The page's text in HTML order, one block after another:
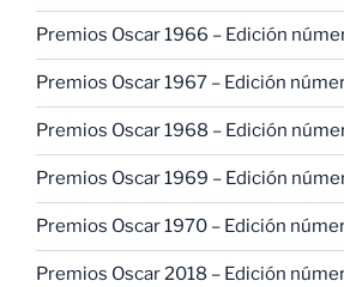
Premios Oscar 1966 – Edición
Premios Oscar 1967 – Edición
Premios Oscar 1968 – Edición
Premios Oscar 1969 – Edición
Premios Oscar 1970 – Edición
Premios Oscar 2018 – Edición